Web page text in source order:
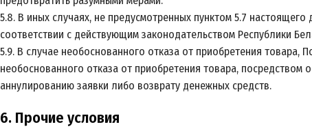
5.8. В иных случаях, не предусмотренных пунктом 5.7
соответствии с действующим законодательством Республики
5.9. В случае необоснованного отказа от приобретения товара,
необоснованного отказа от приобретения товара,
аннулированию заявки либо возврату денежных средств.
6. Прочие условия